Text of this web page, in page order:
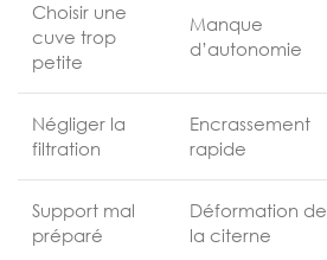
Choisir une
cuve trop
petite
Manque
d’autonomie
Négliger la
filtration
Encrassement
rapide
Support mal
préparé
Déformation de
la citerne